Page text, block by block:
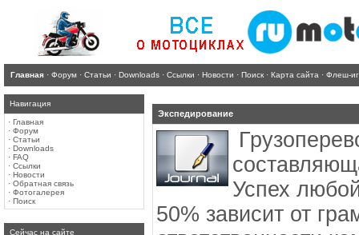
Главная · Форум · Статьи · Downloads · Ссылки · Новости · Поиск · Карта сайта · Флеш-
Навигация
· Главная
· Форум
· Статьи
· Downloads
· FAQ
· Ссылки
· Новости
· Обратная связь
· Фотогалерея
· Поиск
Сейчас на сайте
Экспедирование
Успех
50% зависит от